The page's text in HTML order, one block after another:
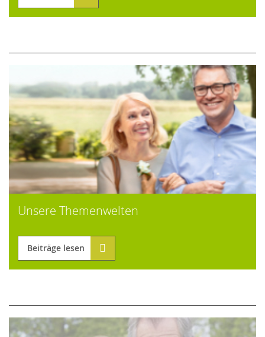
Unsere Themenwelten
Beiträge lesen